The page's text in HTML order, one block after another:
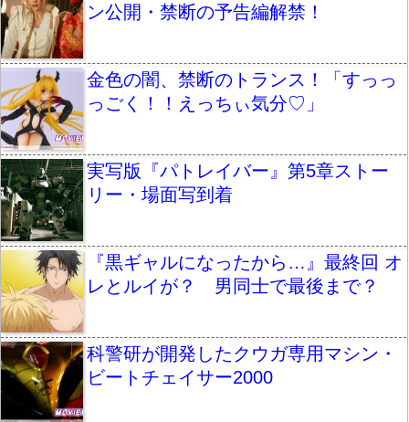
ン公開・禁断の予告編解禁！
金色の闇、禁断のトランス！「すっっ
っごく！！えっちぃ気分♡」
実写版『パトレイバー』第5章ストー
リー・場面写到着
『黒ギャルになったから…』最終回 オ
レとルイが？ 男同士で最後まで？
科警研が開発したクウガ専用マシン・
ビートチェイサー2000